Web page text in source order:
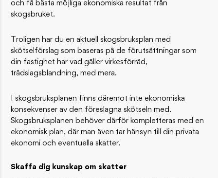
och få bästa möjliga ekonomiska resultat från
skogsbruket.
Troligen har du en aktuell skogsbruksplan med
skötselförslag som baseras på de förutsättningar som
din fastighet har vad gäller virkesförråd,
trädslagsblandning, med mera.
I skogsbruksplanen finns däremot inte ekonomiska
konsekvenser av den föreslagna skötseln med.
Skogsbruksplanen behöver därför kompletteras med en
ekonomisk plan, där man även tar hänsyn till din privata
ekonomi och eventuella skatter.
Skaffa dig kunskap om skatter